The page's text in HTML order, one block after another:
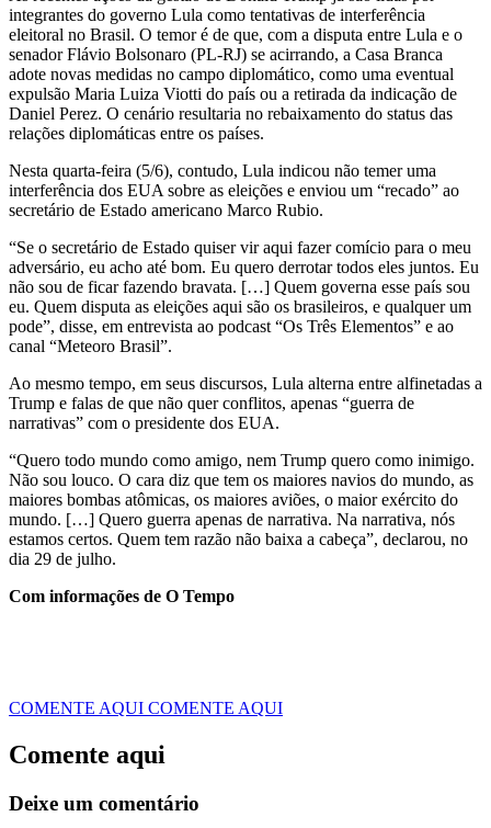
integrantes do governo Lula como tentativas de interferência
eleitoral no Brasil. O temor é de que, com a disputa entre Lula e o
senador Flávio Bolsonaro (PL-RJ) se acirrando, a Casa Branca
adote novas medidas no campo diplomático, como uma eventual
expulsão Maria Luiza Viotti do país ou a retirada da indicação de
Daniel Perez. O cenário resultaria no rebaixamento do status das
relações diplomáticas entre os países.
Nesta quarta-feira (5/6), contudo, Lula indicou não temer uma
interferência dos EUA sobre as eleições e enviou um “recado” ao
secretário de Estado americano Marco Rubio.
“Se o secretário de Estado quiser vir aqui fazer comício para o meu
adversário, eu acho até bom. Eu quero derrotar todos eles juntos. Eu
não sou de ficar fazendo bravata. […] Quem governa esse país sou
eu. Quem disputa as eleições aqui são os brasileiros, e qualquer um
pode”, disse, em entrevista ao podcast “Os Três Elementos” e ao
canal “Meteoro Brasil”.
Ao mesmo tempo, em seus discursos, Lula alterna entre alfinetadas a
Trump e falas de que não quer conflitos, apenas “guerra de
narrativas” com o presidente dos EUA.
“Quero todo mundo como amigo, nem Trump quero como inimigo.
Não sou louco. O cara diz que tem os maiores navios do mundo, as
maiores bombas atômicas, os maiores aviões, o maior exército do
mundo. […] Quero guerra apenas de narrativa. Na narrativa, nós
estamos certos. Quem tem razão não baixa a cabeça”, declarou, no
dia 29 de julho.
Com informações de O Tempo
COMENTE AQUI COMENTE AQUI
Comente aqui
Deixe um comentário